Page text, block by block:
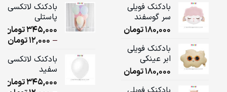
بادکنک فویلی
سر گوسفند
180,000تومان
بادکنک فویلی
ابر عینکی
180,000تومان
بادکنک لاتکسی
پاستلی
345,000تومان
–
12,000تومان
بادکنک لاتکسی
سفید
345,000تومان